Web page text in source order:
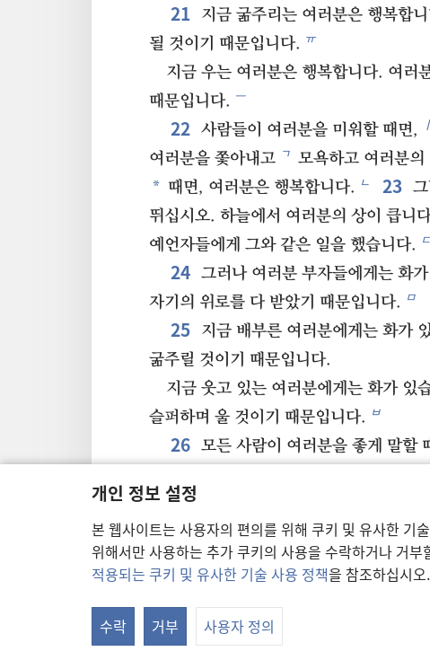
개인 정보 설정
본 웹사이트는 사용자의 편의를 위해 쿠키 및 유사한 기
위해서만 사용하는 추가 쿠키의 사용을 수락하거나 거
적용되는 쿠키 및 유사한 기술 사용 정책을 참조하십시오.
수락 거부 사용자 정의
21 지금 굶주리는 여러분은 행복합
될 것이기 때문입니다. ㅠ
지금 우는 여러분은 행복합니다. 여러
때문입니다. ㅡ
22 사람들이 여러분을 미워할 때면, ㅣ
여러분을 쫓아내고 ㄱ 모욕하고 여러분
* 때면, 여러분은 행복합니다. ㄴ 23
뛰십시오. 하늘에서 여러분의 상이 큽니
예언자들에게 그와 같은 일을 했습니다. ㄷ
24 그러나 여러분 부자들에게는 화
자기의 위로를 다 받았기 때문입니다. ㅁ
25
지금 배부른 여러분에게는 화가
굶주릴 것이기 때문입니다.
지금 웃고 있는 여러분에게는 화가 있
슬퍼하며 울 것이기 때문입니다. ㅂ
26 모든 사람이 여러분을 좋게 말할
27
사랑하고 여러분을 미워하는 사람에게
여러분을 저주하는 사람을 축복하고 여
ㅈ 29
다른 뺨도 내미십시오. 그리고 당신의 겉
속옷마저 빼앗으려 해도 막지 마십시오.